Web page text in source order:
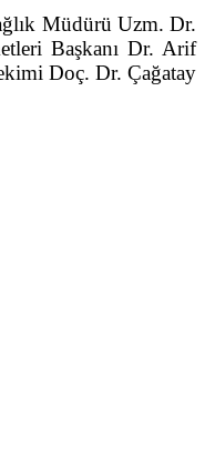
Müdürü Uzm. Dr.
Başkanı Dr. Arif
Doç. Dr. Çağatay